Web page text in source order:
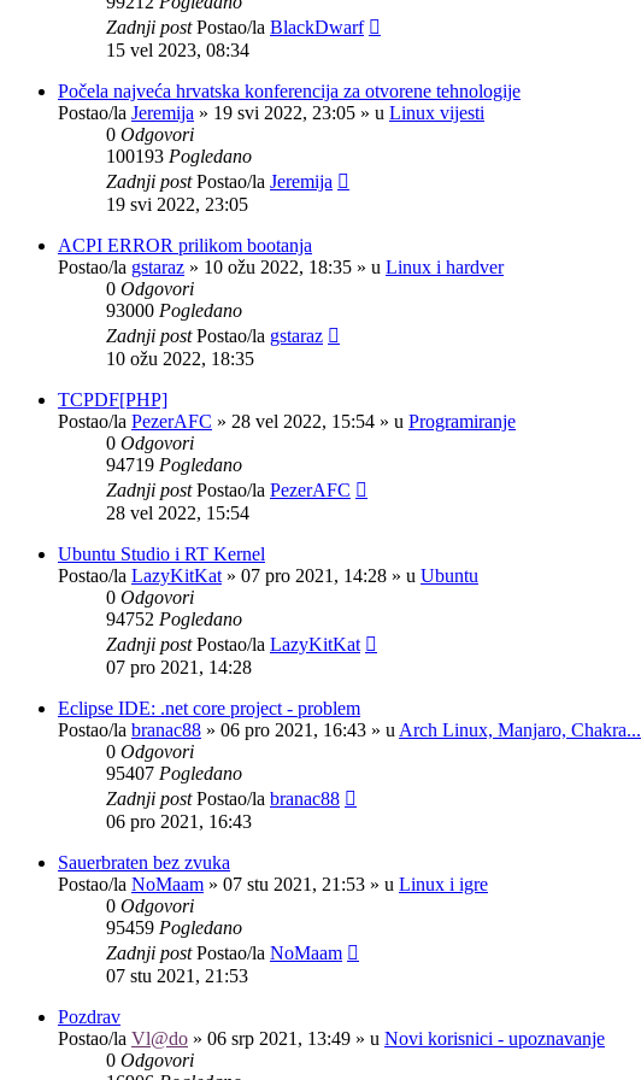
Zadnji postPostao/la BlackDwarf
15 vel 2023, 08:34
Počela najveća hrvatska konferencija za otvorene tehnologije
Postao/la Jeremija » 19 svi 2022, 23:05 » u Linux vijesti
0 Odgovori
100193 Pogledano
Zadnji postPostao/la Jeremija
19 svi 2022, 23:05
ACPI ERROR prilikom bootanja
Postao/la gstaraz » 10 ožu 2022, 18:35 » u Linux i hardver
0 Odgovori
93000 Pogledano
Zadnji postPostao/la gstaraz
10 ožu 2022, 18:35
TCPDF[PHP]
Postao/la PezerAFC » 28 vel 2022, 15:54 » u Programiranje
0 Odgovori
94719 Pogledano
Zadnji postPostao/la PezerAFC
28 vel 2022, 15:54
Ubuntu Studio i RT Kernel
Postao/la LazyKitKat » 07 pro 2021, 14:28 » u Ubuntu
0 Odgovori
94752 Pogledano
Zadnji postPostao/la LazyKitKat
07 pro 2021, 14:28
Eclipse IDE: .net core project - problem
Postao/la branac88 » 06 pro 2021, 16:43 » u Arch Linux, Manjaro, Chakra...
0 Odgovori
95407 Pogledano
Zadnji postPostao/la branac88
06 pro 2021, 16:43
Sauerbraten bez zvuka
Postao/la NoMaam » 07 stu 2021, 21:53 » u Linux i igre
0 Odgovori
95459 Pogledano
Zadnji postPostao/la NoMaam
07 stu 2021, 21:53
Pozdrav
Postao/la Vl@do » 06 srp 2021, 13:49 » u Novi korisnici - upoznavanje
0 Odgovori